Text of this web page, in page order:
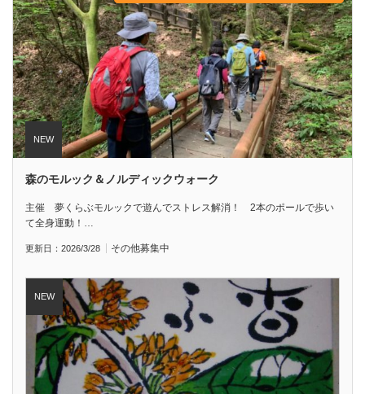
森のモルック＆ノルディックウォーク
主催 夢くらぶモルックで遊んでストレス解消！ 2本のポールで歩い
て全身運動！…
更新日：2026/3/28 その他募集中